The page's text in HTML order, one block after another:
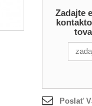
Zadajte
Poslať